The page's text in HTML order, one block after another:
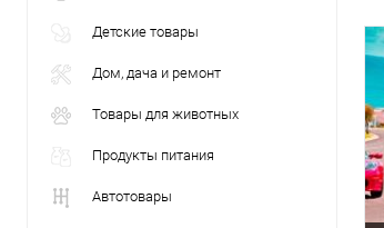
Детские товары
Дом, дача и ремонт
Товары для животных
Продукты питания
Автотовары